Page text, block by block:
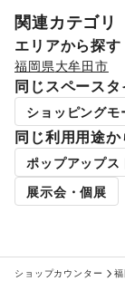
関連カテゴリ
エリアから探す
福岡県大牟田市
同じスペース
ショッピングモ
同じ利用用途
ポップアップス
展示会・個展
ショップカウンター